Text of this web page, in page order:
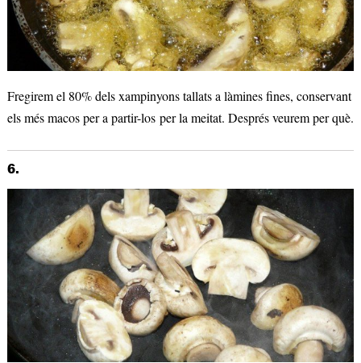
Fregirem el 80% dels xampinyons tallats a làmines fines, conservant
els més macos per a partir-los per la meitat. Després veurem per què.
6.